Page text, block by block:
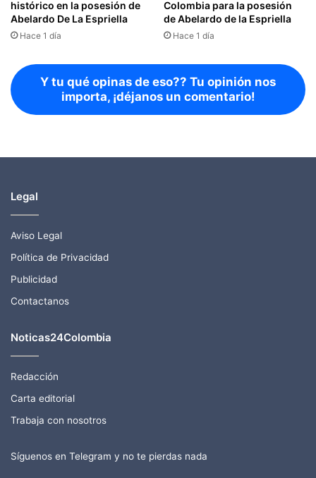
histórico en la posesión de
Abelardo De La Espriella
Hace 1 día
Colombia para la posesión
de Abelardo de la Espriella
Hace 1 día
Y tu qué opinas de eso?? Tu opinión nos
importa, ¡déjanos un comentario!
Legal
Aviso Legal
Política de Privacidad
Publicidad
Contactanos
Noticas24Colombia
Redacción
Carta editorial
Trabaja con nosotros
Síguenos en Telegram y no te pierdas nada